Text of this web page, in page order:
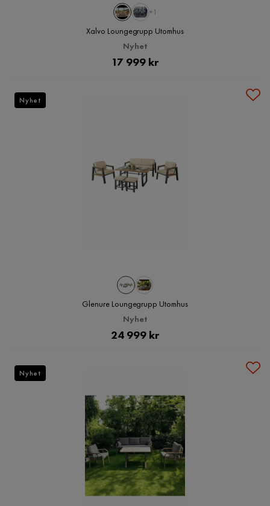
+1
Xalvo Loungegrupp Utomhus
Nyhet
Pris
17 999 kr
Glenure Loungegrupp Utomhus
Nyhet
Pris
24 999 kr
Nyhet
Nyhet